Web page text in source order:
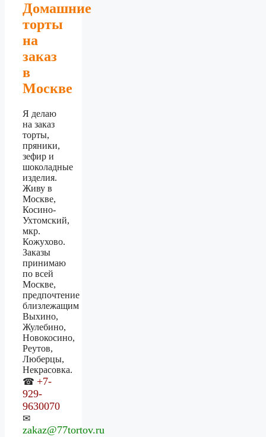
Домашние
торты
на
заказ
в
Москве
Я делаю
на заказ
торты,
пряники,
зефир и
шоколадные
изделия.
Живу в
Москве,
Косино-
Ухтомский,
мкр.
Кожухово.
Заказы
принимаю
по всей
Москве,
предпочтение
близлежащим
Выхино,
Жулебино,
Новокосино,
Реутов,
Люберцы,
Некрасовка.
☎ +7-
929-
9630070
✉
zakaz@77tortov.ru